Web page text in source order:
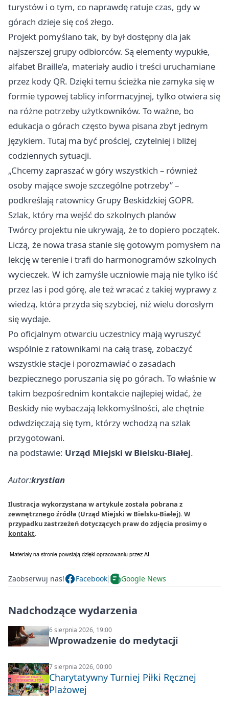
turystów i o tym, co naprawdę ratuje czas, gdy w
górach dzieje się coś złego.
Projekt pomyślano tak, by był dostępny dla jak
najszerszej grupy odbiorców. Są elementy wypukłe,
alfabet Braille’a, materiały audio i treści uruchamiane
przez kody QR. Dzięki temu ścieżka nie zamyka się w
formie typowej tablicy informacyjnej, tylko otwiera się
na różne potrzeby użytkowników. To ważne, bo
edukacja o górach często bywa pisana zbyt jednym
językiem. Tutaj ma być prościej, czytelniej i bliżej
codziennych sytuacji.
„Chcemy zapraszać w góry wszystkich – również
osoby mające swoje szczególne potrzeby” –
podkreślają ratownicy Grupy Beskidzkiej GOPR.
Szlak, który ma wejść do szkolnych planów
Twórcy projektu nie ukrywają, że to dopiero początek.
Liczą, że nowa trasa stanie się gotowym pomysłem na
lekcję w terenie i trafi do harmonogramów szkolnych
wycieczek. W ich zamyśle uczniowie mają nie tylko iść
przez las i pod górę, ale też wracać z takiej wyprawy z
wiedzą, która przyda się szybciej, niż wielu dorosłym
się wydaje.
Po oficjalnym otwarciu uczestnicy mają wyruszyć
wspólnie z ratownikami na całą trasę, zobaczyć
wszystkie stacje i porozmawiać o zasadach
bezpiecznego poruszania się po górach. To właśnie w
takim bezpośrednim kontakcie najlepiej widać, że
Beskidy nie wybaczają lekkomyślności, ale chętnie
odwdzięczają się tym, którzy wchodzą na szlak
przygotowani.
na podstawie: Urząd Miejski w Bielsku-Białej.
Autor:krystian
Ilustracja wykorzystana w artykule została pobrana z
zewnętrznego źródła (Urząd Miejski w Bielsku-Białej). W
przypadku zastrzeżeń dotyczących praw do zdjęcia prosimy o
kontakt.
Zaobserwuj nas! Facebook Google News
Nadchodzące wydarzenia
6 sierpnia 2026, 19:00
Wprowadzenie do medytacji
7 sierpnia 2026, 00:00
Charytatywny Turniej Piłki Ręcznej
Plażowej